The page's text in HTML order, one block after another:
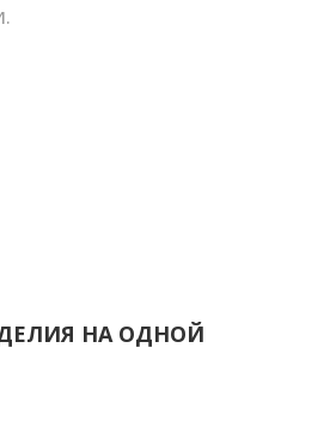
НА ОДНОЙ